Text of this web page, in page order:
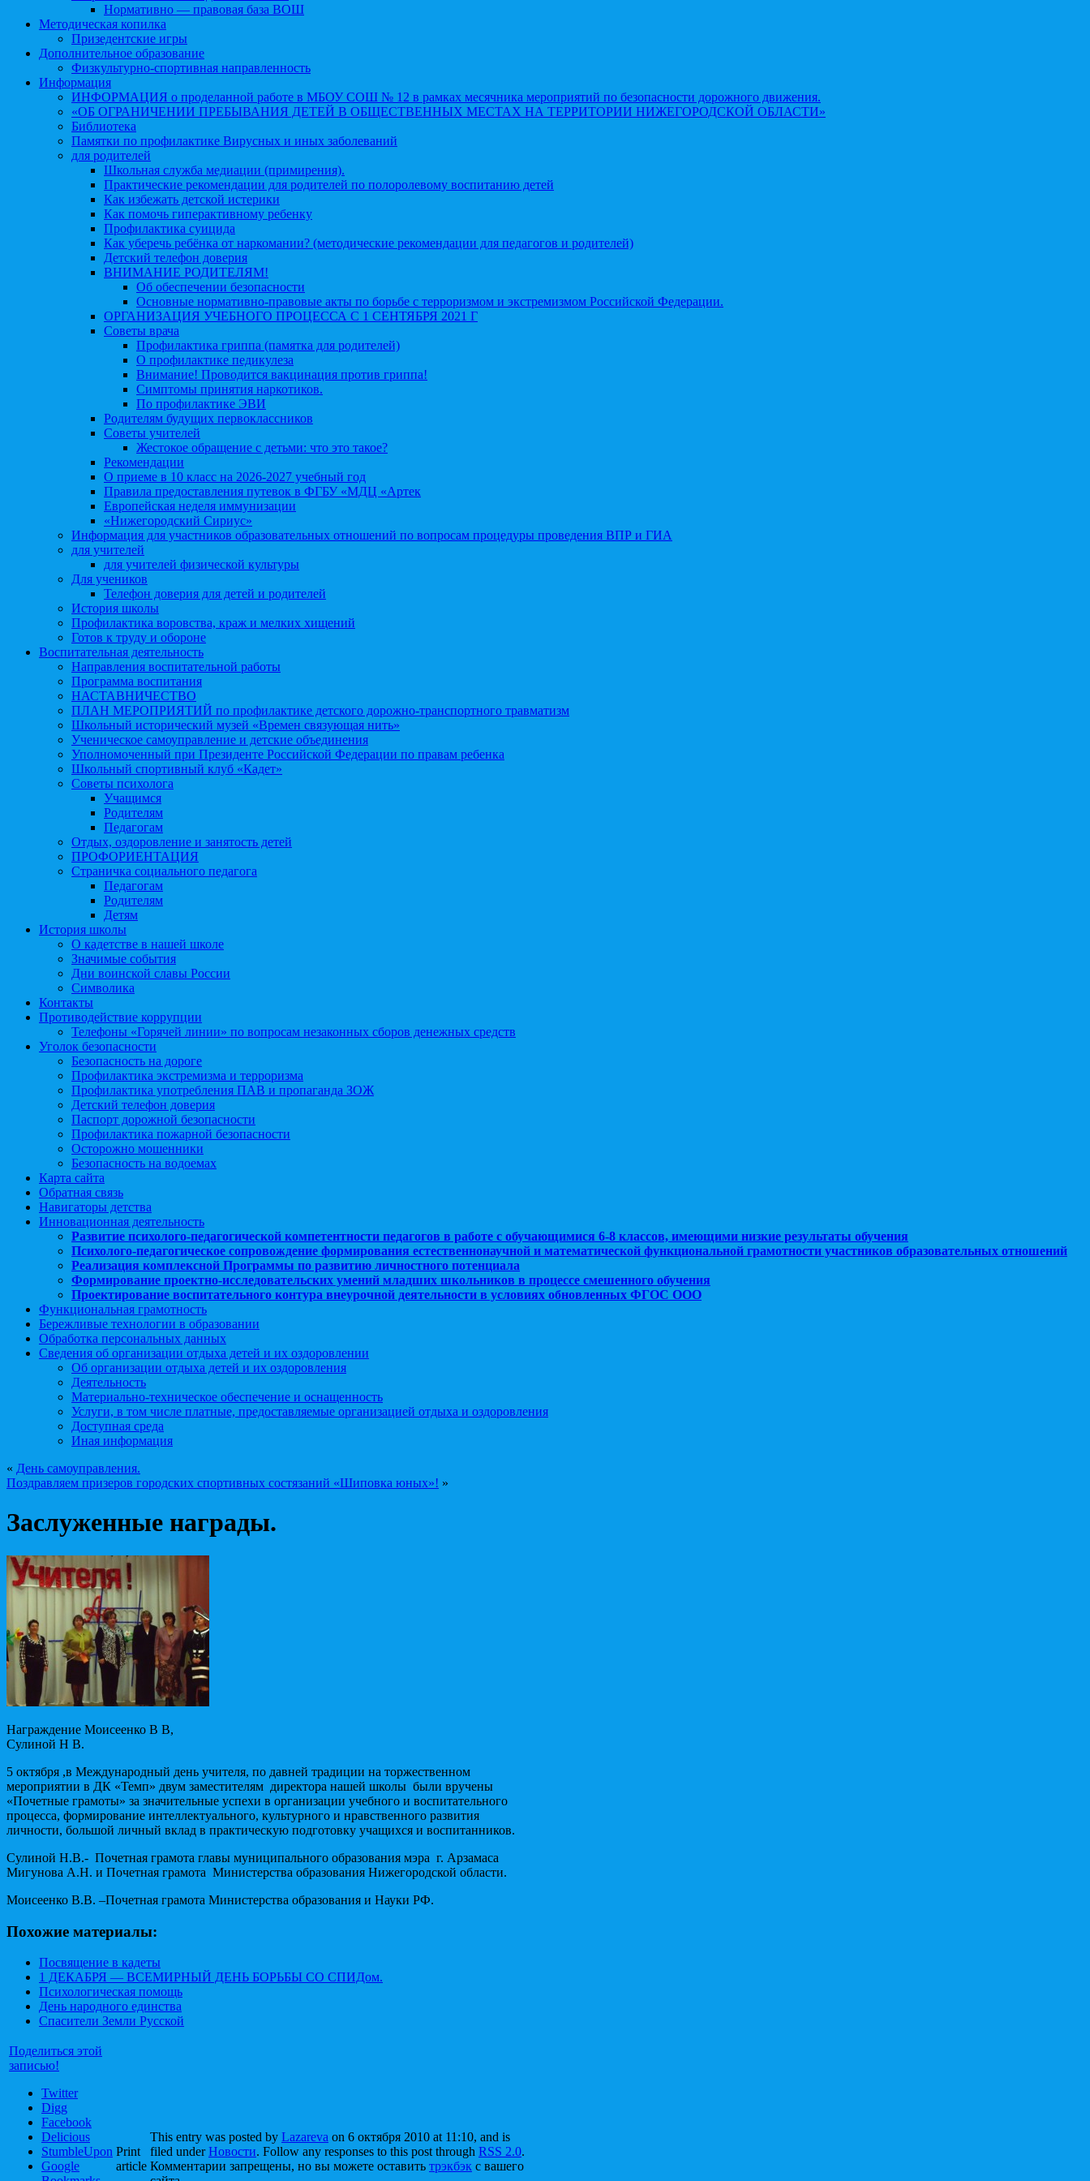
Нормативно — правовая база ВОШ
Методическая копилка
Призедентские игры
Дополнительное образование
Физкультурно-спортивная направленность
Информация
ИНФОРМАЦИЯ о проделанной работе в МБОУ СОШ № 12 в рамках месячника мероприятий по безопасности дорожного движения.
«ОБ ОГРАНИЧЕНИИ ПРЕБЫВАНИЯ ДЕТЕЙ В ОБЩЕСТВЕННЫХ МЕСТАХ НА ТЕРРИТОРИИ НИЖЕГОРОДСКОЙ ОБЛАСТИ»
Библиотека
Памятки по профилактике Вирусных и иных заболеваний
для родителей
Школьная служба медиации (примирения).
Практические рекомендации для родителей по полоролевому воспитанию детей
Как избежать детской истерики
Как помочь гиперактивному ребенку
Профилактика суицида
Как уберечь ребёнка от наркомании? (методические рекомендации для педагогов и родителей)
Детский телефон доверия
ВНИМАНИЕ РОДИТЕЛЯМ!
Об обеспечении безопасности
Основные нормативно-правовые акты по борьбе с терроризмом и экстремизмом Российской Федерации.
ОРГАНИЗАЦИЯ УЧЕБНОГО ПРОЦЕССА С 1 СЕНТЯБРЯ 2021 Г
Советы врача
Профилактика гриппа (памятка для родителей)
О профилактике педикулеза
Внимание! Проводится вакцинация против гриппа!
Симптомы принятия наркотиков.
По профилактике ЭВИ
Родителям будущих первоклассников
Советы учителей
Жестокое обращение с детьми: что это такое?
Рекомендации
О приеме в 10 класс на 2026-2027 учебный год
Правила предоставления путевок в ФГБУ «МДЦ «Артек
Европейская неделя иммунизации
«Нижегородский Сириус»
Информация для участников образовательных отношений по вопросам процедуры проведения ВПР и ГИА
для учителей
для учителей физической культуры
Для учеников
Телефон доверия для детей и родителей
История школы
Профилактика воровства, краж и мелких хищений
Готов к труду и обороне
Воспитательная деятельность
Направления воспитательной работы
Программа воспитания
НАСТАВНИЧЕСТВО
ПЛАН МЕРОПРИЯТИЙ по профилактике детского дорожно-транспортного травматизм
Школьный исторический музей «Времен связующая нить»
Ученическое самоуправление и детские объединения
Уполномоченный при Президенте Российской Федерации по правам ребенка
Школьный спортивный клуб «Кадет»
Советы психолога
Учащимся
Родителям
Педагогам
Отдых, оздоровление и занятость детей
ПРОФОРИЕНТАЦИЯ
Страничка социального педагога
Педагогам
Родителям
Детям
История школы
О кадетстве в нашей школе
Значимые события
Дни воинской славы России
Символика
Контакты
Противодействие коррупции
Телефоны «Горячей линии» по вопросам незаконных сборов денежных средств
Уголок безопасности
Безопасность на дороге
Профилактика экстремизма и терроризма
Профилактика употребления ПАВ и пропаганда ЗОЖ
Детский телефон доверия
Паспорт дорожной безопасности
Профилактика пожарной безопасности
Осторожно мошенники
Безопасность на водоемах
Карта сайта
Обратная связь
Навигаторы детства
Инновационная деятельность
Развитие психолого-педагогической компетентности педагогов в работе с обучающимися 6-8 классов, имеющими низкие результаты обучения
Психолого-педагогическое сопровождение формирования естественнонаучной и математической функциональной грамотности участников образовательных отношений
Реализация комплексной Программы по развитию личностного потенциала
Формирование проектно-исследовательских умений младших школьников в процессе смешенного обучения
Проектирование воспитательного контура внеурочной деятельности в условиях обновленных ФГОС ООО
Функциональная грамотность
Бережливые технологии в образовании
Обработка персональных данных
Сведения об организации отдыха детей и их оздоровлении
Об организации отдыха детей и их оздоровления
Деятельность
Материально-техническое обеспечение и оснащенность
Услуги, в том числе платные, предоставляемые организацией отдыха и оздоровления
Доступная среда
Иная информация
« День самоуправления.
Поздравляем призеров городских спортивных состязаний «Шиповка юных»! »
Заслуженные награды.
Награждение Моисеенко В В,
Сулиной Н В.
5 октября ,в Международный день учителя, по давней традиции на торжественном
мероприятии в ДК «Темп» двум заместителям директора нашей школы были вручены
«Почетные грамоты» за значительные успехи в организации учебного и воспитательного
процесса, формирование интеллектуального, культурного и нравственного развития
личности, большой личный вклад в практическую подготовку учащихся и воспитанников.
Сулиной Н.В.- Почетная грамота главы муниципального образования мэра г. Арзамаса
Мигунова А.Н. и Почетная грамота Министерства образования Нижегородской области.
Моисеенко В.В. –Почетная грамота Министерства образования и Науки РФ.
Похожие материалы:
Посвящение в кадеты
1 ДЕКАБРЯ — ВСЕМИРНЫЙ ДЕНЬ БОРЬБЫ СО СПИДом.
Психологическая помощь
День народного единства
Спасители Земли Русской
Поделиться этой
записью!
Twitter
Digg
Facebook
Delicious
StumbleUpon
Google
Print
article
This entry was posted by Lazareva on 6 октября 2010 at 11:10, and is
filed underНовости. Follow any responses to this post through RSS 2.0.
Комментарии запрещены, но вы можете оставить трэкбэк с вашего